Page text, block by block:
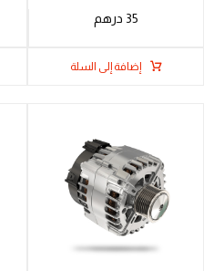
35 درهم
إضافة إلى السلة